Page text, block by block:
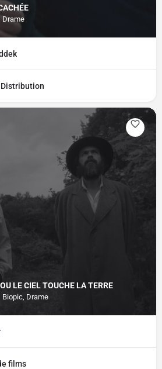
Drame
Distribution
LE CIEL TOUCHE LA TERRE
Biopic, Drame
films